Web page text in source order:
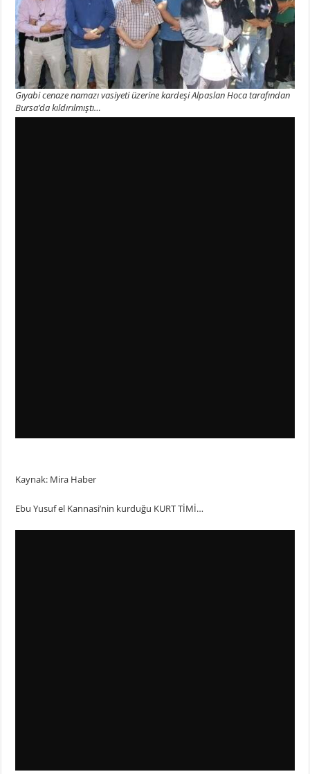
Gıyabi cenaze namazı vasiyeti üzerine kardeşi Alpaslan Hoca tarafından
Bursa’da kıldırılmıştı…
Kaynak: Mira Haber
Ebu Yusuf el Kannasi’nin kurduğu KURT TİMİ…